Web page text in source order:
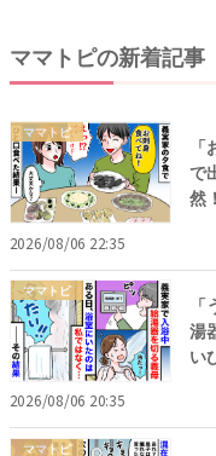
ママトピの新着記事
ママトピ
で
然
2026/08/06 22:35
ママトピ
湯
い
2026/08/06 20:35
ママトピ